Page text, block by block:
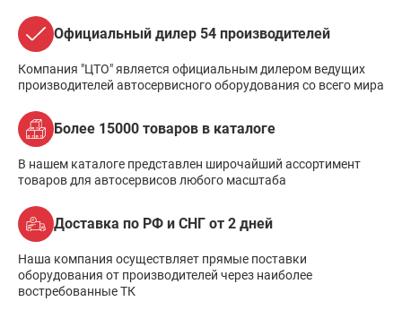
Официальный дилер 54 производителей
Компания "ЦТО" является официальным дилером ведущих
производителей автосервисного оборудования со всего мира
Более 15000 товаров в каталоге
В нашем каталоге представлен широчайший ассортимент
товаров для автосервисов любого масштаба
Доставка по РФ и СНГ от 2 дней
Наша компания осуществляет прямые поставки
оборудования от производителей через наиболее
востребованные ТК